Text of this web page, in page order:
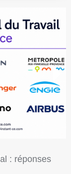
: réponses